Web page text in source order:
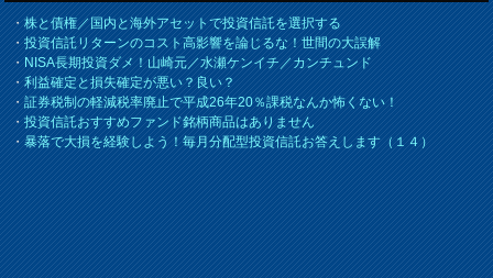
・株と債権／国内と海外アセットで投資信託を選択する
・投資信託リターンのコスト高影響を論じるな！世間の大誤解
・NISA長期投資ダメ！山崎元／水瀬ケンイチ／カンチュンド
・利益確定と損失確定が悪い？良い？
・証券税制の軽減税率廃止で平成26年20％課税なんか怖くない！
・投資信託おすすめファンド銘柄商品はありません
・暴落で大損を経験しよう！毎月分配型投資信託お答えします（１４）